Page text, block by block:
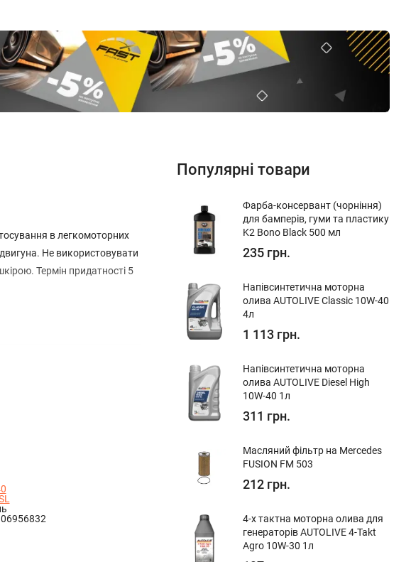
в легкомоторних
Не використовувати
Термін придатності 5
Популярні товари
Фарба-консервант (чорніння)
для бамперів, гуми та пластику
K2 Bono Black 500 мл
235 грн.
Напівсинтетична моторна
олива AUTOLIVE Classic 10W-40
4л
1 113 грн.
Напівсинтетична моторна
олива AUTOLIVE Diesel High
10W-40 1л
311 грн.
Масляний фільтр на Mercedes
FUSION FM 503
212 грн.
4-х тактна моторна олива для
генераторів AUTOLIVE 4-Takt
Agro 10W-30 1л